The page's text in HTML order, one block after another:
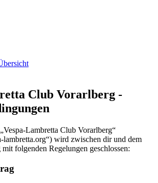
Club Vorarlberg -
Lambretta Club Vorarlberg“
lambretta.org“) wird zwischen dir und dem
folgenden Regelungen geschlossen: